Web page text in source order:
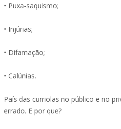
• Puxa-saquismo;
• Injúrias;
• Difamação;
• Calúnias.
País das curriolas no público e no
errado. E por que?